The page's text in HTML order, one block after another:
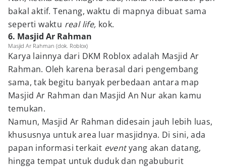
bakal aktif. Tenang, waktu di mapnya dibuat sama
seperti waktu real life, kok.
6. Masjid Ar Rahman
Masjid Ar Rahman (dok. Roblox)
Karya lainnya dari DKM Roblox adalah Masjid Ar
Rahman. Oleh karena berasal dari pengembang
sama, tak begitu banyak perbedaan antara map
Masjid Ar Rahman dan Masjid An Nur akan kamu
temukan.
Namun, Masjid Ar Rahman didesain jauh lebih luas,
khususnya untuk area luar masjidnya. Di sini, ada
papan informasi terkait eventyang akan datang,
hingga tempat untuk duduk dan ngabuburit